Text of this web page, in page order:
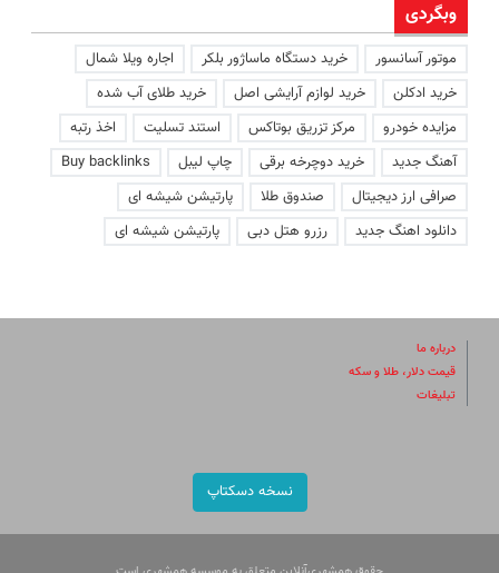
وبگردی
موتور آسانسور خرید دستگاه ماساژور بلکر
اجاره ویلا شمال
خرید ادکلن
خرید لوازم آرایشی اصل
خرید طلای آب شده
مزایده خودرو
مرکز تزریق بوتاکس استند تسلیت
اخذ رتبه
آهنگ جدید
خرید دوچرخه برقی چاپ لیبل
Buy backlinks
صرافی ارز دیجیتال
صندوق طلا
پارتیشن شیشه ای
دانلود اهنگ جدید
رزرو هتل دبی پارتیشن شیشه ای
درباره ما
قیمت دلار، طلا و سکه
تبلیغات
نسخه دسکتاپ